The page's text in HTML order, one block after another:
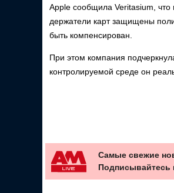
Apple сообщила Veritasium, что
держатели карт защищены
быть компенсирован.
При этом компания
контролируемой среде он
Самые свежие
Подписывайтесь